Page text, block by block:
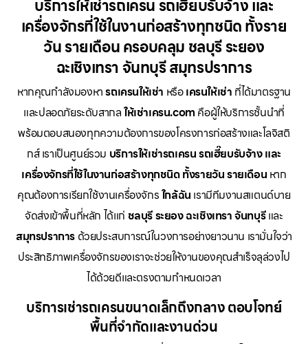
บริการให้เช่ารถเครน รถเฮี๊ยบรับจ้าง และ
เครื่องจักรที่ใช้ในงานก่อสร้างทุกชนิด ทั้งราย
วัน รายเดือน ครอบคลุม ชลบุรี ระยอง
ฉะเชิงเทรา จันทบุรี สมุทรปราการ
หากคุณกำลังมองหารถเครนให้เช่า หรือเครนให้เช่า ที่ได้มาตรฐาน
และปลอดภัยระดับสากลให้เช่าเครน.com คือผู้ให้บริการชั้นนำที่
พร้อมตอบสนองทุกความต้องการของโครงการก่อสร้างและโลจิสติ
กส์ เราเป็นศูนย์รวม บริการให้เช่ารถเครน รถเฮี๊ยบรับจ้าง และ
เครื่องจักรที่ใช้ในงานก่อสร้างทุกชนิด ทั้งรายวัน รายเดือน หาก
คุณต้องการเรียกใช้งานเครื่องจักรใกล้ฉัน เรามีทีมงานสแตนด์บาย
จัดส่งเข้าพื้นที่หลัก ได้แก่ ชลบุรี ระยอง ฉะเชิงเทรา จันทบุรีและ
สมุทรปราการด้วยประสบการณ์ในวงการอย่างยาวนาน เรามั่นใจว่า
ประสิทธิภาพเครื่องจักรของเราจะช่วยให้งานของคุณสำเร็จลุล่วงไป
ได้ด้วยดีและตรงตามกำหนดเวลา
บริการเช่ารถเครนขนาดเล็กถึงกลาง ตอบโจทย์
พื้นที่จำกัดและงานด่วน